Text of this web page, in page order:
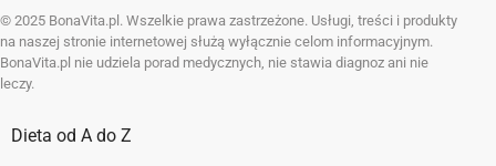
© 2025 BonaVita.pl. Wszelkie prawa zastrzeżone. Usługi, treści i produkty
na naszej stronie internetowej służą wyłącznie celom informacyjnym.
BonaVita.pl nie udziela porad medycznych, nie stawia diagnoz ani nie
leczy.
Dieta od A do Z